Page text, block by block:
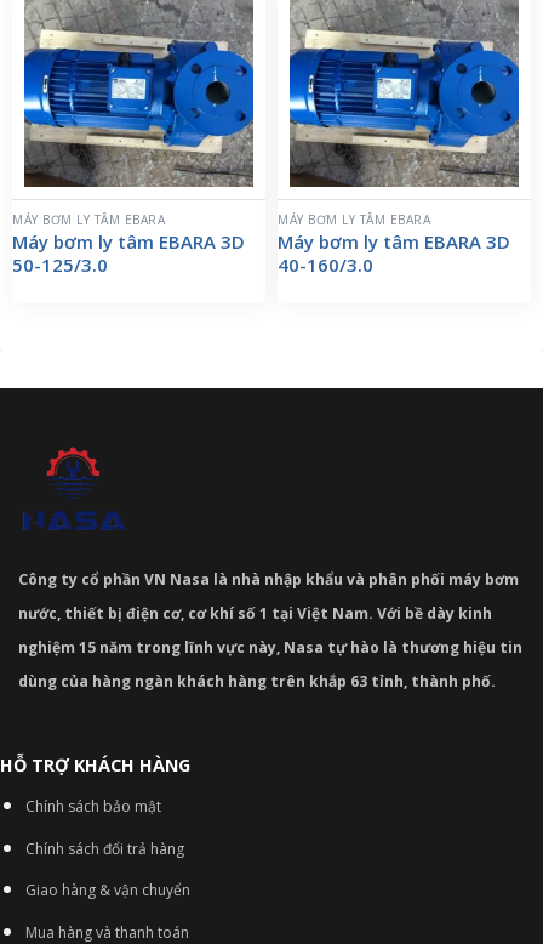
MÁY BƠM LY TÂM EBARA
Máy bơm ly tâm EBARA 3D
50-125/3.0
MÁY BƠM LY TÂM EBARA
Máy bơm ly tâm EBARA 3D
40-160/3.0
Công ty cổ phần VN Nasa là nhà nhập khẩu và phân phối máy bơm
nước, thiết bị điện cơ, cơ khí số 1 tại Việt Nam. Với bề dày kinh
nghiệm 15 năm trong lĩnh vực này, Nasa tự hào là thương hiệu tin
dùng của hàng ngàn khách hàng trên khắp 63 tỉnh, thành phố.
HỖ TRỢ KHÁCH HÀNG
Chính sách bảo mật
Chính sách đổi trả hàng
Giao hàng & vận chuyển
Mua hàng và thanh toán